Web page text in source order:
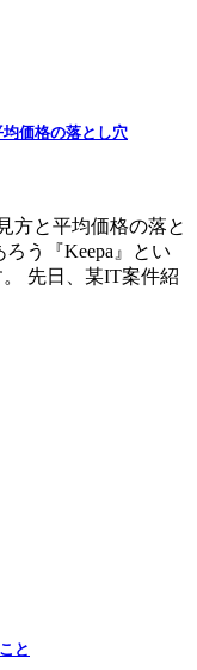
価格の落とし穴
方と平均価格の落と
う『Keepa』とい
先日、某IT案件紹
と